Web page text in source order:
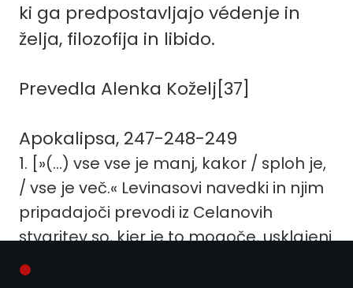
ki ga predpostavljajo védenje in
želja, filozofija in libido.
Prevedla Alenka Koželj[37]
Apokalipsa, 247-248-249
1. [»(…) vse vse je manj, kakor / sploh je,
/ vse je več.« Levinasovi navedki in njim
pripadajoči prevodi iz Celanovih
stvaritev so, kjer je to mogoče, usklajeni
z nemškimi izvirniki, objavljenimi znotraj